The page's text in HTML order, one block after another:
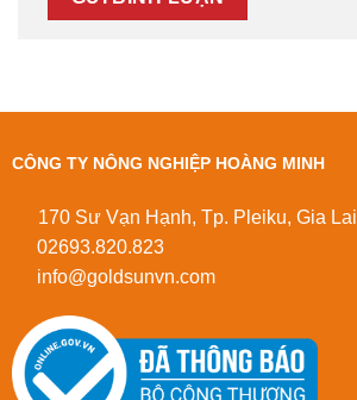
CÔNG TY NÔNG NGHIỆP HOÀNG MINH
170 Sư Vạn Hạnh, Tp. Pleiku, Gia Lai
02693.820.823
info@goldsunvn.com